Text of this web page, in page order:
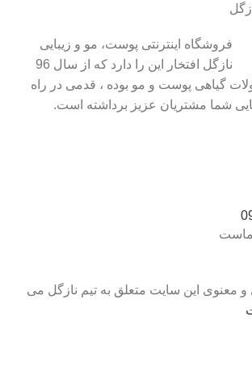
فروشگاه اینترنتی پوست، مو و زیبایی
نازگل افتخار این را دارد که از سال 96
گیاهی پوست و مو بوده ، قدمی در راه
شما مشتریان عزیز برداشته است.
ماست
معنوی این سایت متعلق به تیم نازگل می